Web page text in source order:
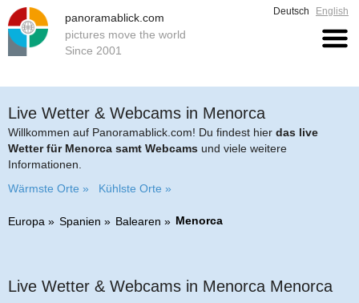
panoramablick.com
pictures move the world
Since 2001
Deutsch English
Live Wetter & Webcams in Menorca
Willkommen auf Panoramablick.com! Du findest hier das live
Wetter für Menorca samt Webcams und viele weitere
Informationen.
Wärmste Orte »
Kühlste Orte »
Europa Spanien Balearen Menorca
Live Wetter & Webcams in Menorca Menorca